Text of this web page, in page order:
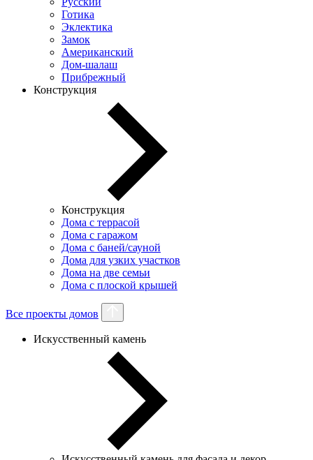
Готика
Эклектика
Замок
Американский
Дом-шалаш
Прибрежный
Конструкция
Конструкция
Дома с террасой
Дома с гаражом
Дома с баней/сауной
Дома для узких участков
Дома на две семьи
Дома с плоской крышей
Все проекты домов
Искусственный камень